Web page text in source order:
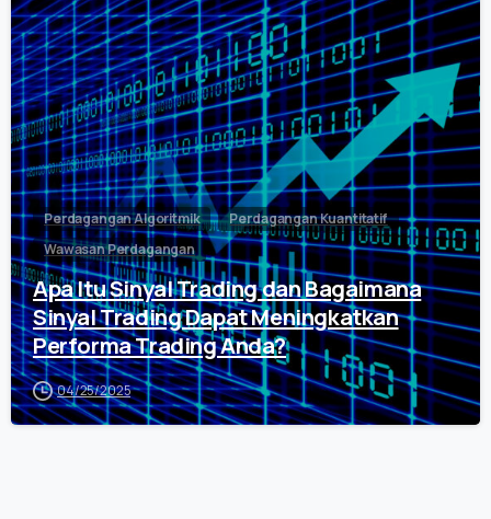
Perdagangan Algoritmik
Perdagangan Kuantitatif
Wawasan Perdagangan
Apa Itu Sinyal Trading dan Bagaimana
Sinyal Trading Dapat Meningkatkan
Performa Trading Anda?
04/25/2025